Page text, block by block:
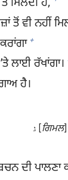
ਮਿਲਦੀ ਹੈ,
ਤੋਂ ਵੀ ਨਹੀਂ
ਕਰਾਂਗਾ +
ਲਾਈ ਰੱਖਾਂਗਾ।
ਹੈ।
ג[ਗਿਮਲ]
ਦੀ ਪਾਲਣਾ